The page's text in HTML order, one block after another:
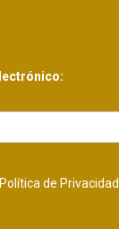
de Privacidad